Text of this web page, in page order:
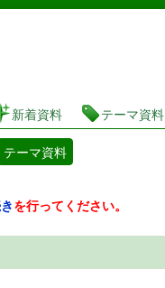
書検索・予約システム
新着資料 テーマ資料
テーマ資料
を行ってください。